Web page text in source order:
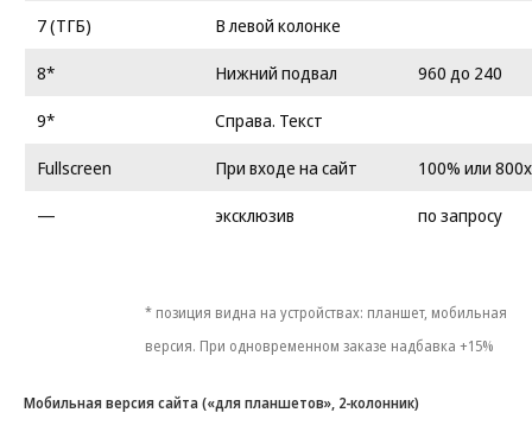
7 (ТГБ)
В левой колонке
8*
Нижний подвал
960 до 240
9*
Справа. Текст
Fullscreen
При входе на сайт
100% или
—
эксклюзив по запросу
* позиция видна на устройствах: планшет, мобильная
версия. При одновременном заказе надбавка +15%
Мобильная версия сайта («для планшетов», 2-колонник)